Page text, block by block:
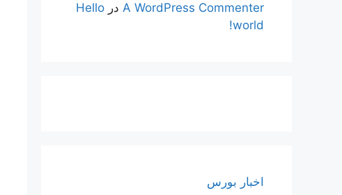
A WordPress Commenter در Hello
world!
اخبار بورس